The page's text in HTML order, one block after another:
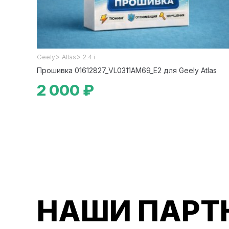
Geely > Atlas > 2.4 i
Прошивка 01612827_VL0311AM69_E2 для Geely Atlas
2 000 ₽
НАШИ